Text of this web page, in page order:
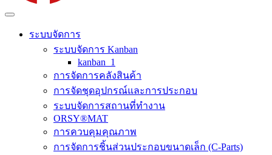
ระบบจัดการ
ระบบจัดการ Kanban
kanban_1
การจัดการคลังสินค้า
การจัดชุดอุปกรณ์และการประกอบ
ระบบจัดการสถานที่ทำงาน
ORSY®MAT
การควบคุมคุณภาพ
การจัดการชิ้นส่วนประกอบขนาดเล็ก (C-Parts)